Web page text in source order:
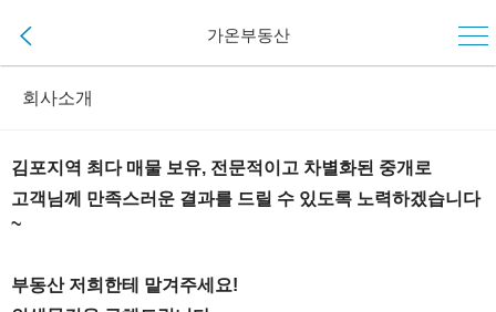
가온부동산
회사소개
김포지역 최다 매물 보유, 전문적이고 차별화된 중개로
고객님께 만족스러운 결과를 드릴 수 있도록 노력하겠습니다
~
부동산 저희한테 맡겨주세요!